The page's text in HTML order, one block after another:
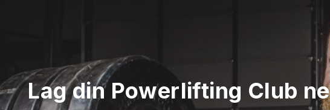
Lag din Powerlifting Club